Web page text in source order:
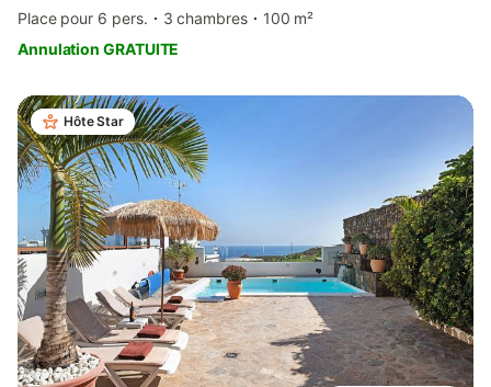
Place pour 6 pers.
3 chambres
100 m²
Annulation GRATUITE
Hôte Star